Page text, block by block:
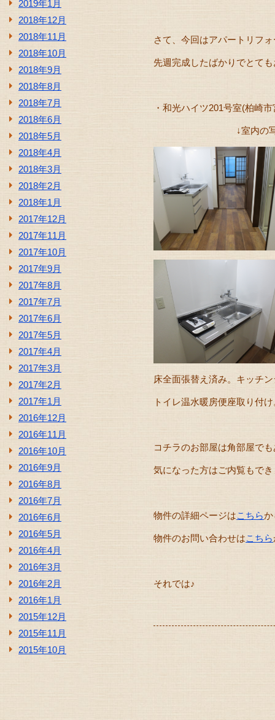
2019年1月
2018年12月
2018年11月
2018年10月
2018年9月
2018年8月
2018年7月
2018年6月
2018年5月
2018年4月
2018年3月
2018年2月
2018年1月
2017年12月
2017年11月
2017年10月
2017年9月
2017年8月
2017年7月
2017年6月
2017年5月
2017年4月
2017年3月
2017年2月
2017年1月
2016年12月
2016年11月
2016年10月
2016年9月
2016年8月
2016年7月
2016年6月
2016年5月
2016年4月
2016年3月
2016年2月
2016年1月
2015年12月
2015年11月
2015年10月
さて、今回はアパートリフ
先週完成したばかりでとて
・和光ハイツ201号室(柏崎
↓室内の写真が
床全面張替え済み。キッチ
トイレ温水暖房便座取り付
コチラのお部屋は角部屋で
気になった方はご内覧もで
物件の詳細ページはこちらか
物件のお問い合わせはこちら
それでは♪